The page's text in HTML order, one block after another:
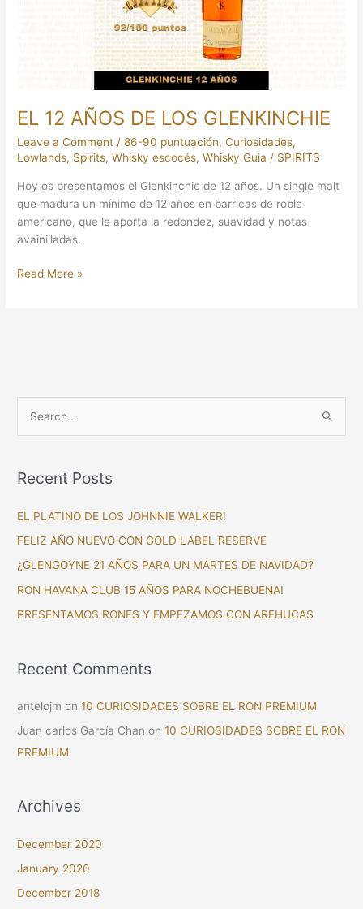
EL 12 AÑOS DE LOS GLENKINCHIE
Leave a Comment /86-90 puntuación,Curiosidades,
Lowlands, Spirits,Whisky escocés,Whisky Guia / SPIRITS
Hoy os presentamos el Glenkinchie de 12 años. Un single malt
que madura un mínimo de 12 años en barricas de roble
americano, que le aporta la redondez, suavidad y notas
avainilladas.
Read More »
r
o
r
:
Recent Posts
EL PLATINO DE LOS JOHNNIE WALKER!
FELIZ AÑO NUEVO CON GOLD LABEL RESERVE
¿GLENGOYNE 21 AÑOS PARA UN MARTES DE NAVIDAD?
RON HAVANA CLUB 15 AÑOS PARA NOCHEBUENA!
PRESENTAMOS RONES Y EMPEZAMOS CON AREHUCAS
Recent Comments
antelojm on10 CURIOSIDADES SOBRE EL RON PREMIUM
Juan carlos García Chan on10 CURIOSIDADES SOBRE EL RON
PREMIUM
Archives
December 2020
January 2020
December 2018